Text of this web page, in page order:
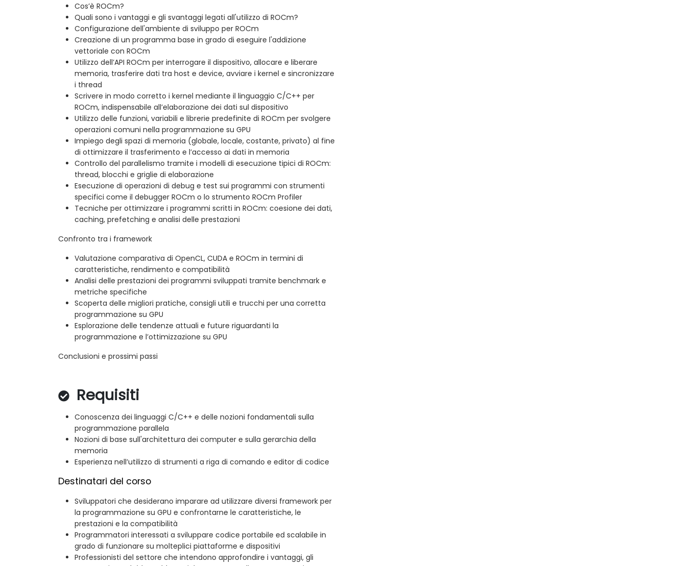
Cos’è ROCm?
Quali sono i vantaggi e gli svantaggi legati all'utilizzo di ROCm?
Configurazione dell'ambiente di sviluppo per ROCm
Creazione di un programma base in grado di eseguire l'addizione
vettoriale con ROCm
Utilizzo dell’API ROCm per interrogare il dispositivo, allocare e liberare
memoria, trasferire dati tra host e device, avviare i kernel e sincronizzare
i thread
Scrivere in modo corretto i kernel mediante il linguaggio C/C++ per
ROCm, indispensabile all’elaborazione dei dati sul dispositivo
Utilizzo delle funzioni, variabili e librerie predefinite di ROCm per svolgere
operazioni comuni nella programmazione su GPU
Impiego degli spazi di memoria (globale, locale, costante, privato) al fine
di ottimizzare il trasferimento e l’accesso ai dati in memoria
Controllo del parallelismo tramite i modelli di esecuzione tipici di ROCm:
thread, blocchi e griglie di elaborazione
Esecuzione di operazioni di debug e test sui programmi con strumenti
specifici come il debugger ROCm o lo strumento ROCm Profiler
Tecniche per ottimizzare i programmi scritti in ROCm: coesione dei dati,
caching, prefetching e analisi delle prestazioni
Confronto tra i framework
Valutazione comparativa di OpenCL, CUDA e ROCm in termini di
caratteristiche, rendimento e compatibilità
Analisi delle prestazioni dei programmi sviluppati tramite benchmark e
metriche specifiche
Scoperta delle migliori pratiche, consigli utili e trucchi per una corretta
programmazione su GPU
Esplorazione delle tendenze attuali e future riguardanti la
programmazione e l’ottimizzazione su GPU
Conclusioni e prossimi passi
Requisiti
Conoscenza dei linguaggi C/C++ e delle nozioni fondamentali sulla
programmazione parallela
Nozioni di base sull'architettura dei computer e sulla gerarchia della
memoria
Esperienza nell’utilizzo di strumenti a riga di comando e editor di codice
Destinatari del corso
Sviluppatori che desiderano imparare ad utilizzare diversi framework per
la programmazione su GPU e confrontarne le caratteristiche, le
prestazioni e la compatibilità
Programmatori interessati a sviluppare codice portabile ed scalabile in
grado di funzionare su molteplici piattaforme e dispositivi
Professionisti del settore che intendono approfondire i vantaggi, gli